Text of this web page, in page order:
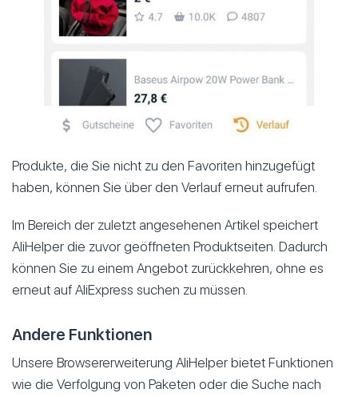
Produkte, die Sie nicht zu den Favoriten hinzugefügt
haben, können Sie über den Verlauf erneut aufrufen.
Im Bereich der zuletzt angesehenen Artikel speichert
AliHelper die zuvor geöffneten Produktseiten. Dadurch
können Sie zu einem Angebot zurückkehren, ohne es
erneut auf AliExpress suchen zu müssen.
Andere Funktionen
Unsere Browsererweiterung AliHelper bietet Funktionen
wie die Verfolgung von Paketen oder die Suche nach